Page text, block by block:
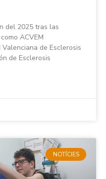
del 2025 tras las
ACVEM
de Esclerosis
de Esclerosis
NOTÍCIES